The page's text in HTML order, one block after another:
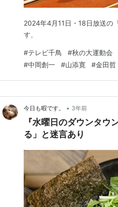
2024年4月11日・18日放送の
す。
#テレビ千鳥 #秋の大運動会
#中岡創一 #山添寛 #金田哲
今日も暇です。 • 3年前
『水曜日のダウンタウ
る」と迷言あり